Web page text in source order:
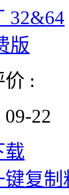
价 :
09-22
载
键复